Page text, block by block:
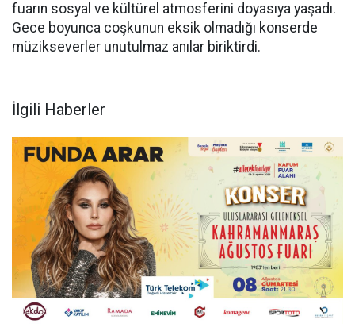
fuarın sosyal ve kültürel atmosferini doyasıya yaşadı.
Gece boyunca coşkunun eksik olmadığı konserde
müzikseverler unutulmaz anılar biriktirdi.
İlgili Haberler